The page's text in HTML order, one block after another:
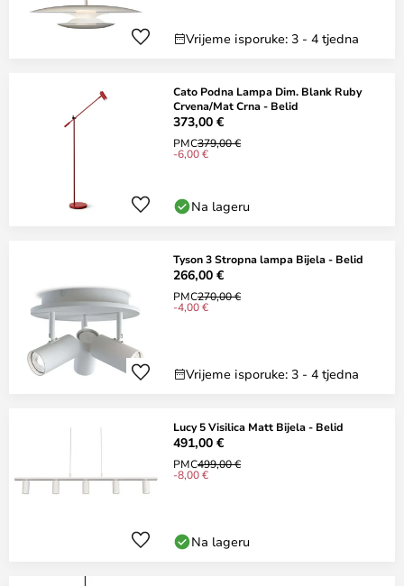
Vrijeme isporuke: 3 - 4 tjedna
Cato Podna Lampa Dim. Blank Ruby
Crvena/Mat Crna - Belid
373,00 €
PMC379,00 €
-6,00 €
Na lageru
Tyson 3 Stropna lampa Bijela - Belid
266,00 €
PMC270,00 €
-4,00 €
Vrijeme isporuke: 3 - 4 tjedna
Lucy 5 Visilica Matt Bijela - Belid
491,00 €
PMC499,00 €
-8,00 €
Na lageru